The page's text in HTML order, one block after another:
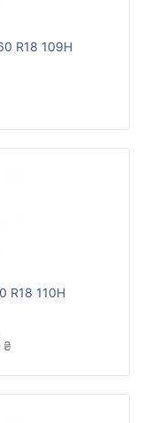
R18 109H
R18 110H
₴